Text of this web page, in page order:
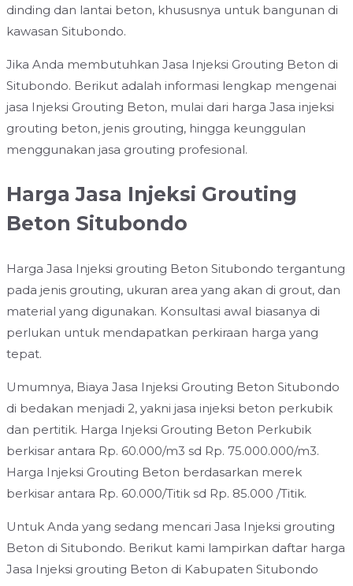
dinding dan lantai beton, khususnya untuk bangunan di
kawasan Situbondo.
Jika Anda membutuhkan Jasa Injeksi Grouting Beton di
Situbondo. Berikut adalah informasi lengkap mengenai
jasa Injeksi Grouting Beton, mulai dari harga Jasa injeksi
grouting beton, jenis grouting, hingga keunggulan
menggunakan jasa grouting profesional.
Harga Jasa Injeksi Grouting
Beton Situbondo
Harga Jasa Injeksi grouting Beton Situbondo tergantung
pada jenis grouting, ukuran area yang akan di grout, dan
material yang digunakan. Konsultasi awal biasanya di
perlukan untuk mendapatkan perkiraan harga yang
tepat.
Umumnya, Biaya Jasa Injeksi Grouting Beton Situbondo
di bedakan menjadi 2, yakni jasa injeksi beton perkubik
dan pertitik. Harga Injeksi Grouting Beton Perkubik
berkisar antara Rp. 60.000/m3 sd Rp. 75.000.000/m3.
Harga Injeksi Grouting Beton berdasarkan merek
berkisar antara Rp. 60.000/Titik sd Rp. 85.000 /Titik.
Untuk Anda yang sedang mencari Jasa Injeksi grouting
Beton di Situbondo. Berikut kami lampirkan daftar harga
Jasa Injeksi grouting Beton di Kabupaten Situbondo